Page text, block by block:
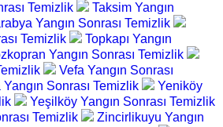
Temizlik
Taksim Yangın
Yangın Sonrası Temizlik
Temizlik
Topkapı Yangın
Yangın Sonrası Temizlik
Vefa Yangın Sonrası
Sonrası Temizlik
Yeniköy
Yeşilköy Yangın Sonrası Temizlik
Temizlik
Zincirlikuyu Yangın